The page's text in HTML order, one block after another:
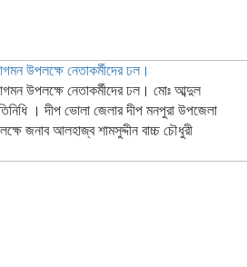
উপলক্ষে নেতাকর্মীদের ঢল।
উপলক্ষে নেতাকর্মীদের ঢল। মোঃ আব্দুল
। দীপ ভোলা জেলার দীপ মনপুরা উপজেলা
জনাব আলহাজ্ব শামসুদ্দীন বাচ্চ চৌধুরী